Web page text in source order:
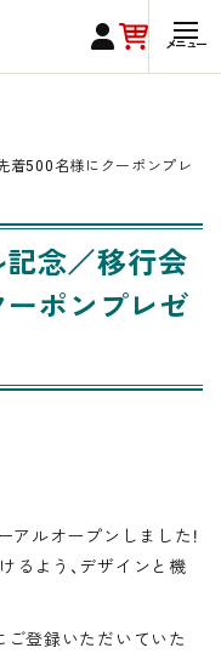
着500名様にクーポンプレ
念／移行会
ポンプレゼ
アルオープンしました！
るよう、デザインと機
ご登録いただいていた